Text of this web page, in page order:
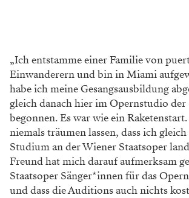
„Ich entstamme einer Familie von
Einwanderern und bin in Miami
habe ich meine Gesangsausbildung
gleich danach hier im Opernstudio der
begonnen. Es war wie ein
niemals träumen lassen, dass ich
Studium an der Wiener Staatsoper
Freund hat mich darauf aufmerksam
Staatsoper Sänger*innen für das
und dass die Auditions auch nichts